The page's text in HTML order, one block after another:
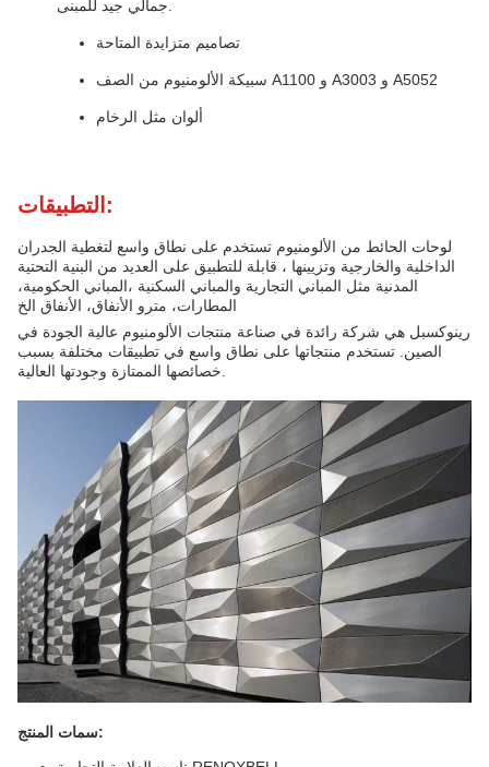
تصاميم متزايدة المتاحة
سبيكة الألومنيوم من الصف A1100 و A3003 و A5052
ألوان مثل الرخام
التطبيقات:
لوحات الحائط من الألومنيوم تستخدم على نطاق واسع لتغطية الجدران
الداخلية والخارجية وتزيينها ، قابلة للتطبيق على العديد من البنية التحتية
المدنية مثل المباني التجارية والمباني السكنية ،المباني الحكومية،
المطارات، مترو الأنفاق، الأنفاق الخ
رينوكسبل هي شركة رائدة في صناعة منتجات الألومنيوم عالية الجودة في
الصين. تستخدم منتجاتها على نطاق واسع في تطبيقات مختلفة بسبب
سمات المنتج: